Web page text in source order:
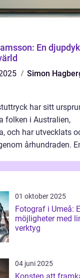
En
Simon
har sitt
folken i Australien,
och har utvecklats
århundraden.
01 oktober 2025
Fotograf i Umeå:
möjligheter med
verktyg
04 juni 2025